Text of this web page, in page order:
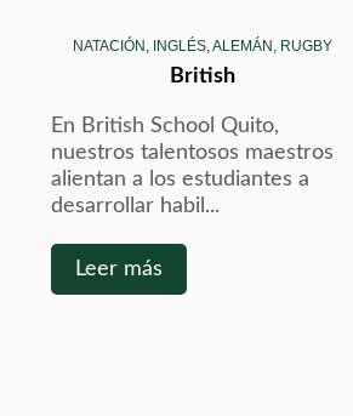
NATACIÓN, INGLÉS, ALEMÁN, RUGBY
British
En British School Quito,
nuestros talentosos maestros
alientan a los estudiantes a
desarrollar habil...
Leer más